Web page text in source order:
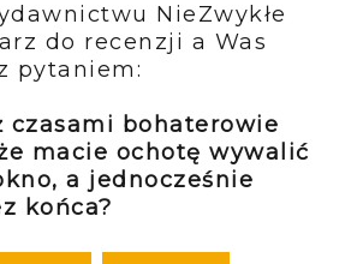
NieZwykłe
do recenzji a Was
pytaniem:
czasami bohaterowie
macie ochotę wywalić
a jednocześnie
końca?